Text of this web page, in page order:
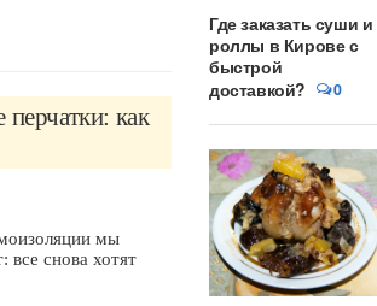
как
мы
снова хотят
Где заказать суши и
роллы в Кирове с
быстрой
доставкой?
0